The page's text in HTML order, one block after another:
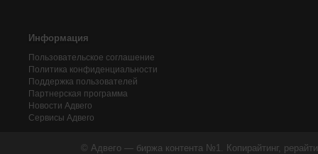
Информация
Пользовательское соглашение
Политика конфиденциальности
Поддержка пользователей
Партнерская программа
Новости Адвего
Сервисы Адвего
© Адвего — биржа контента №1. Копирайтинг,